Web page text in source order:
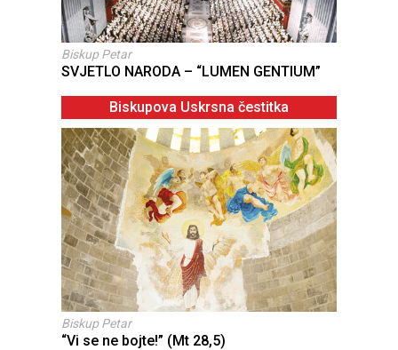
Biskup Petar
SVJETLO NARODA – “LUMEN GENTIUM”
Biskupova Uskrsna čestitka
Biskup Petar
“Vi se ne bojte!” (Mt 28,5)